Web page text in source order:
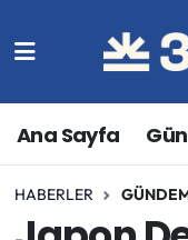
Ana Sayfa
HABERLER